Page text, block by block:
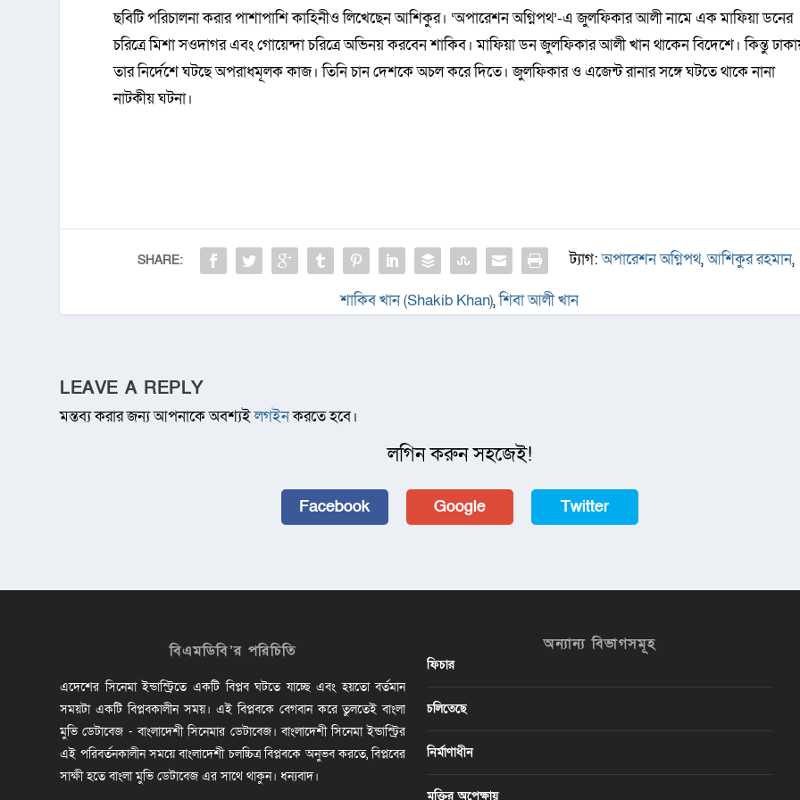
ছবিটি পরিচালনা করার পাশাপাশি কাহিনীও লিখেছেন আশিকুর। ‘অপারেশন অগ্নিপথ’-এ জুলফিকার আলী নামে এক মাফিয়া ডনের
চরিত্রে মিশা সওদাগর এবং গোয়েন্দা চরিত্রে অভিনয় করবেন শাকিব। মাফিয়া ডন জুলফিকার আলী খান থাকেন বিদেশে। কিন্তু
তার নির্দেশে ঘটছে অপরাধমূলক কাজ। তিনি চান দেশকে অচল করে দিতে। জুলফিকার ও এজেন্ট রানার সঙ্গে ঘটতে থাকে নানা
নাটকীয় ঘটনা।
SHARE: ট্যাগ:অপারেশন অগ্নিপথ,আশিকুর রহমান,
শাকিব খান (Shakib Khan),শিবা আলী খান
LEAVE A REPLY
মন্তব্য করার জন্য আপনাকে অবশ্যইলগইনকরতে হবে।
লগিন করুন সহজেই!
Facebook Google Twitter
বিএমডিবি’র পরিচিতি
এদেশের সিনেমা ইন্ডাস্ট্রিতে একটি বিপ্লব ঘটতে যাচ্ছে এবং হয়তো বর্তমান
সময়টা একটি বিপ্লবকালীন সময়। এই বিপ্লবকে বেগবান করে তুলতেই বাংলা
মুভি ডেটাবেজ - বাংলাদেশী সিনেমার ডেটাবেজ। বাংলাদেশী সিনেমা ইন্ডাস্ট্রির
এই পরিবর্তনকালীন সময়ে বাংলাদেশী চলচ্চিত্র বিপ্লবকে অনুভব করতে, বিপ্লবের
সাক্ষী হতে বাংলা মুভি ডেটাবেজ এর সাথে থাকুন। ধন্যবাদ।
অন্যান্য বিভাগসমূহ
ফিচার
চলিতেছে
নির্মাণাধীন
মুক্তির অপেক্ষায়